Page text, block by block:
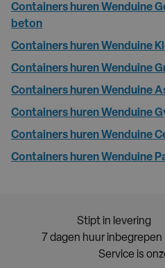
Containers huren Wenduine
beton
Containers huren Wenduine
Containers huren Wenduine
Containers huren Wenduine
Containers huren Wenduine
Containers huren Wenduine
Containers huren Wenduine
Stipt in levering
7 dagen huur inbegrepen
Service is